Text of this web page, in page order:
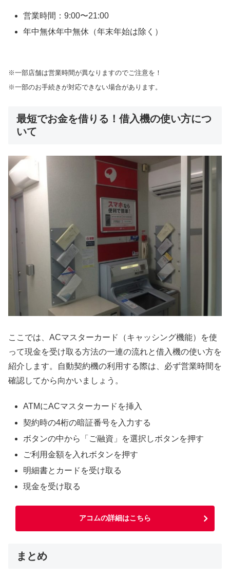
営業時間：9:00〜21:00
年中無休年中無休（年末年始は除く）
※一部店舗は営業時間が異なりますのでご注意を！
※一部のお手続きが対応できない場合があります。
最短でお金を借りる！借入機の使い方につ
いて
ここでは、ACマスターカード（キャッシング機能）を使
って現金を受け取る方法の一連の流れと借入機の使い方を
紹介します。自動契約機の利用する際は、必ず営業時間を
確認してから向かいましょう。
ATMにACマスターカードを挿入
契約時の4桁の暗証番号を入力する
ボタンの中から「ご融資」を選択しボタンを押す
ご利用金額を入れボタンを押す
明細書とカードを受け取る
現金を受け取る
アコムの詳細はこちら
まとめ